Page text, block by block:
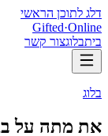
דלג לתוכן הראשי
Gifted·Online
ביתבלוגצור קשר
בלוג